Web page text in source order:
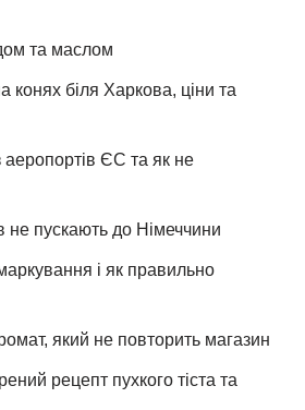
та маслом
біля Харкова, ціни та
ЄС та як не
не пускають до Німеччини
і як правильно
який не повторить магазин
рецепт пухкого тіста та